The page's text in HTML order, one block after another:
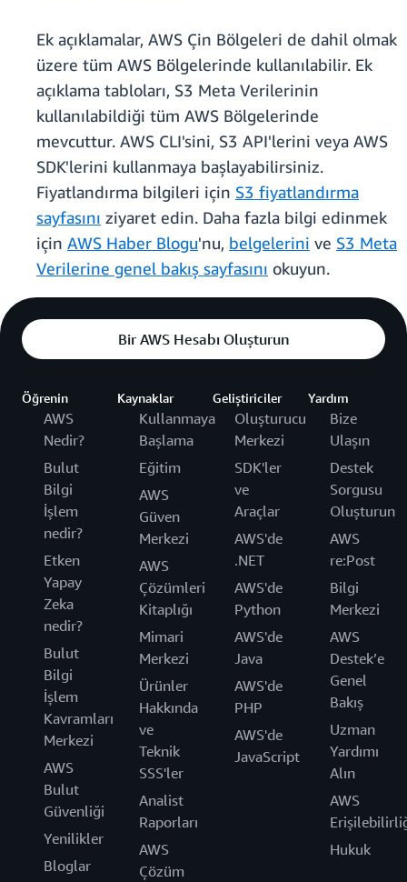
Ek açıklamalar, AWS Çin Bölgeleri de dahil olmak
üzere tüm AWS Bölgelerinde kullanılabilir. Ek
açıklama tabloları, S3 Meta Verilerinin
kullanılabildiği tüm AWS Bölgelerinde
mevcuttur. AWS CLI'sini, S3 API'lerini veya AWS
SDK'lerini kullanmaya başlayabilirsiniz.
Fiyatlandırma bilgileri için S3 fiyatlandırma
sayfasını ziyaret edin. Daha fazla bilgi edinmek
için AWS Haber Blogu'nu, belgelerini ve S3 Meta
Verilerine genel bakış sayfasını okuyun.
Bir AWS Hesabı Oluşturun
Öğrenin
AWS
Nedir?
Bulut
Bilgi
İşlem
nedir?
Etken
Yapay
Zeka
nedir?
Bulut
Bilgi
İşlem
Kavramları
Merkezi
AWS
Bulut
Güvenliği
Yenilikler
Bloglar
Kaynaklar
Kullanmaya
Başlama
Eğitim
AWS
Güven
Merkezi
AWS
Çözümleri
Kitaplığı
Mimari
Merkezi
Ürünler
Hakkında
ve
Teknik
SSS'ler
Analist
Raporları
AWS
Çözüm
Geliştiriciler
Oluşturucu
Merkezi
SDK'ler
ve
Araçlar
AWS'de
.NET
AWS'de
Python
AWS'de
Java
AWS'de
PHP
AWS'de
JavaScript
Yardım
Bize
Ulaşın
Destek
Sorgusu
Oluşturun
AWS
re:Post
Bilgi
Merkezi
AWS
Destek’e
Genel
Bakış
Uzman
Yardımı
Alın
AWS
Hukuk